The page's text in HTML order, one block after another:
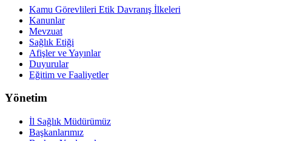
Kamu Görevlileri Etik Davranış İlkeleri
Kanunlar
Mevzuat
Sağlık Etiği
Afişler ve Yayınlar
Duyurular
Eğitim ve Faaliyetler
Yönetim
İl Sağlık Müdürümüz
Başkanlarımız